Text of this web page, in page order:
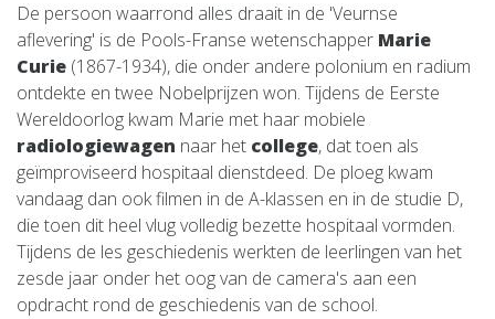
De persoon waarrond alles draait in de 'Veurnse
aflevering' is de Pools-Franse wetenschapper Marie
Curie (1867-1934), die onder andere polonium en radium
ontdekte en twee Nobelprijzen won. Tijdens de Eerste
Wereldoorlog kwam Marie met haar mobiele
radiologiewagen naar het college, dat toen als
geïmproviseerd hospitaal dienstdeed. De ploeg kwam
vandaag dan ook filmen in de A-klassen en in de studie D,
die toen dit heel vlug volledig bezette hospitaal vormden.
Tijdens de les geschiedenis werkten de leerlingen van het
zesde jaar onder het oog van de camera's aan een
opdracht rond de geschiedenis van de school.